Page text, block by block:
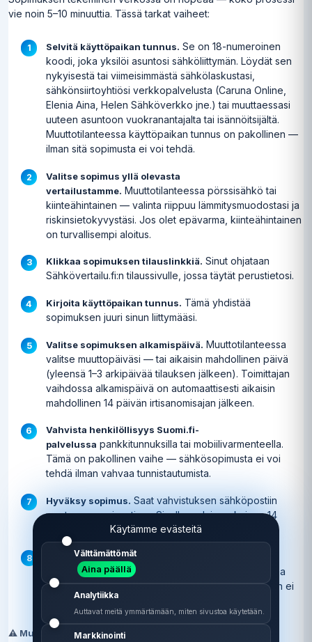
vie noin 5–10 minuuttia. Tässä tarkat vaiheet:
Selvitä käyttöpaikan tunnus. Se on 18-numeroinen
koodi, joka yksilöi asuntosi sähköliittymän. Löydät sen
nykyisestä tai viimeisimmästä sähkölaskustasi,
sähkönsiirtoyhtiösi verkkopalvelusta (Caruna Online,
Elenia Aina, Helen Sähköverkko jne.) tai muuttaessasi
uuteen asuntoon vuokranantajalta tai isännöitsijältä.
Muuttotilanteessa käyttöpaikan tunnus on pakollinen —
ilman sitä sopimusta ei voi tehdä.
Valitse sopimus yllä olevasta
vertailustamme. Muuttotilanteessa pörssisähkö tai
kiinteähintainen — valinta riippuu lämmitysmuodostasi ja
riskinsietokyvystäsi. Jos olet epävarma, kiinteähintainen
on turvallisempi aloitus.
Klikkaa sopimuksen tilauslinkkiä. Sinut ohjataan
Sähkövertailu.fi:n tilaussivulle, jossa täytät perustietosi.
Kirjoita käyttöpaikan tunnus. Tämä yhdistää
sopimuksen juuri sinun liittymääsi.
Valitse sopimuksen alkamispäivä. Muuttotilanteessa
valitse muuttopäiväsi — tai aikaisin mahdollinen päivä
(yleensä 1–3 arkipäivää tilauksen jälkeen). Toimittajan
vaihdossa alkamispäivä on automaattisesti aikaisin
mahdollinen 14 päivän irtisanomisajan jälkeen.
Vahvista henkilöllisyys Suomi.fi-
palvelussa pankkitunnuksilla tai mobiilivarmenteella.
Tämä on pakollinen vaihe — sähkösopimusta ei voi
tehdä ilman vahvaa tunnistautumista.
Hyväksy sopimus. Saat vahvistuksen sähköpostiin
muutamassa minuutissa. Sinulla on lain mukainen 14
päivän peruutusoikeus etämyynnin periaattein.
Vanha sopimus irtisanotaan
automaattisesti(toimittajan vaihto). Uusi yhtiö hoitaa
irtisanomisen edelliselle myyjälle puolestasi — sinun ei
tarvitse soittaa tai lähettää sähköpostia.
⚠️ Muuttajan huomio: tee sopimus ENNEN muuttopäivää
Käytämme evästeitä
Välttämättömät
Aina päällä
Analytiikka
Auttavat meitä ymmärtämään, miten sivustoa käytetään.
Markkinointi